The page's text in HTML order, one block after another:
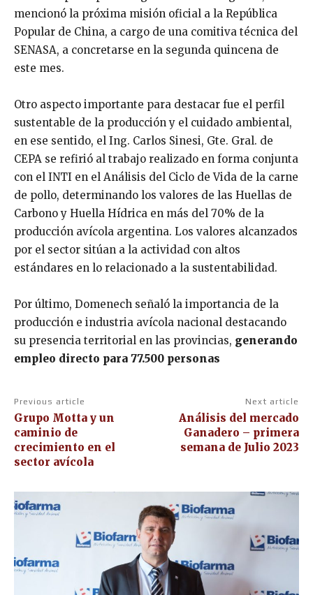
mencionó la próxima misión oficial a la República
Popular de China, a cargo de una comitiva técnica del
SENASA, a concretarse en la segunda quincena de
este mes.
Otro aspecto importante para destacar fue el perfil
sustentable de la producción y el cuidado ambiental,
en ese sentido, el Ing. Carlos Sinesi, Gte. Gral. de
CEPA se refirió al trabajo realizado en forma conjunta
con el INTI en el Análisis del Ciclo de Vida de la carne
de pollo, determinando los valores de las Huellas de
Carbono y Huella Hídrica en más del 70% de la
producción avícola argentina. Los valores alcanzados
por el sector sitúan a la actividad con altos
estándares en lo relacionado a la sustentabilidad.
Por último, Domenech señaló la importancia de la
producción e industria avícola nacional destacando
su presencia territorial en las provincias, generando
empleo directo para 77.500 personas
Previous article
Grupo Motta y un
caminio de
crecimiento en el
sector avícola
Next article
Análisis del mercado
Ganadero – primera
semana de Julio 2023